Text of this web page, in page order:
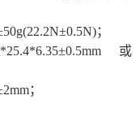
；
或
；